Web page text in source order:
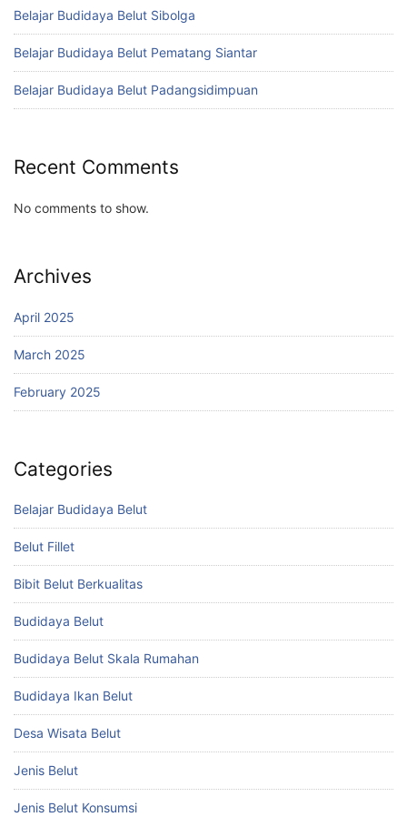
Belajar Budidaya Belut Sibolga
Belajar Budidaya Belut Pematang Siantar
Belajar Budidaya Belut Padangsidimpuan
Recent Comments
No comments to show.
Archives
April 2025
March 2025
February 2025
Categories
Belajar Budidaya Belut
Belut Fillet
Bibit Belut Berkualitas
Budidaya Belut
Budidaya Belut Skala Rumahan
Budidaya Ikan Belut
Desa Wisata Belut
Jenis Belut
Jenis Belut Konsumsi